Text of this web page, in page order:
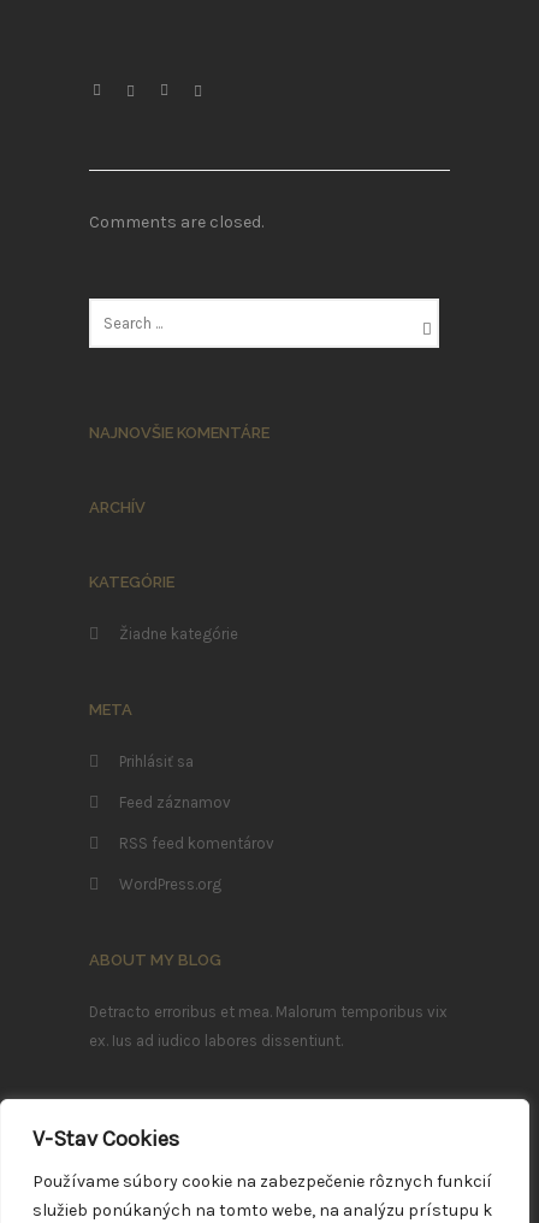
V-Stav Cookies
Používame súbory cookie na zabezpečenie rôznych funkcií
služieb ponúkaných na tomto webe, na analýzu prístupu k
Comments are closed.
NAJNOVŠIE KOMENTÁRE
ARCHÍV
KATEGÓRIE
Žiadne kategórie
META
Prihlásiť sa
Feed záznamov
RSS feed komentárov
WordPress.org
ABOUT MY BLOG
Detracto erroribus et mea. Malorum temporibus vix
ex. Ius ad iudico labores dissentiunt.
Ea mei nostrum imperdiet deterruisset, mei ludus
efficiendi ei. Sea summo mazim ex, ea errem